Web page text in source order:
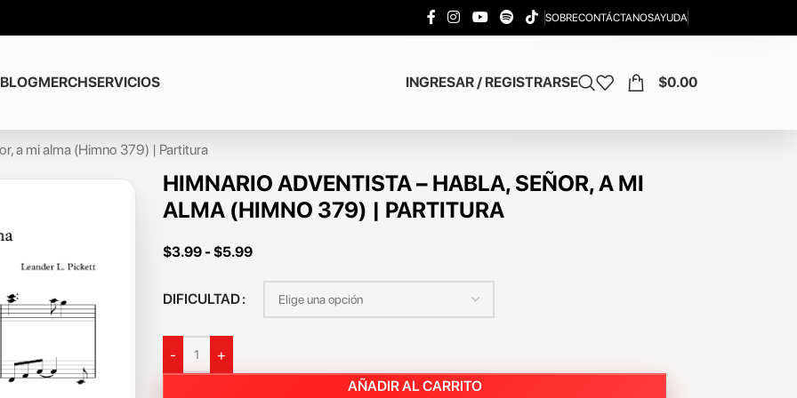
SOBRECONTÁCTANOSAYUDA
BLOGMERCHSERVICIOS INGRESAR / REGISTRARSE $0.00
a mi alma (Himno 379) | Partitura
HIMNARIO ADVENTISTA – HABLA, SEÑOR, A MI
ALMA (HIMNO 379) | PARTITURA
$3.99 -$5.99
DIFICULTAD
-
+
AÑADIR AL CARRITO